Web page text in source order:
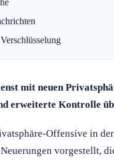
mit neuen
erweiterte Kontrolle
Offensive in
vorgestellt,